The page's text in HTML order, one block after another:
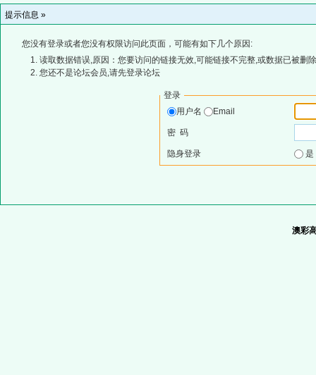
提示信息 »
您没有登录或者您没有权限访问此页面，可能有如下几个原因:
读取数据错误,原因：您要访问的链接无效,可能链接不完整,或数据已被删
您还不是论坛会员,请先登录论坛
登录
用户名
Email
密 码
隐身登录
澳彩